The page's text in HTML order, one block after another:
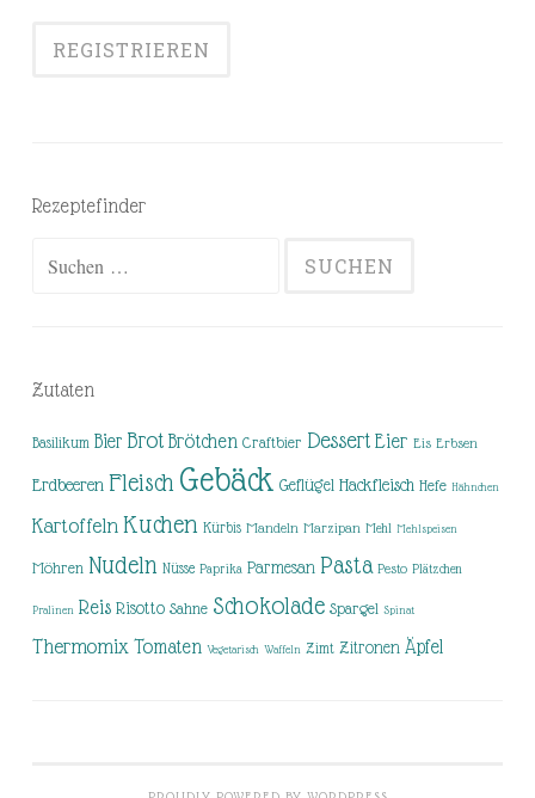
Rezeptefinder
Zutaten
Basilikum Bier Brot Brötchen Craftbier Dessert Eier Eis Erbsen
Erdbeeren Fleisch Gebäck Geflügel Hackfleisch Hefe Hähnchen
Kartoffeln Kuchen Kürbis Mandeln Marzipan Mehl Mehlspeisen
Möhren Nudeln Nüsse Paprika Parmesan Pasta Pesto Plätzchen
Pralinen Reis Risotto Sahne Schokolade Spargel Spinat
Thermomix Tomaten Vegetarisch Waffeln Zimt Zitronen Äpfel